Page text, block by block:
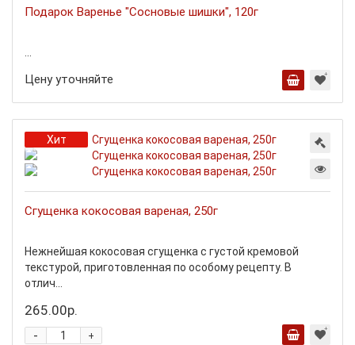
Подарок Варенье "Сосновые шишки", 120г
Цену уточняйте
Хит
Сгущенка кокосовая вареная, 250г
Нежнейшая кокосовая сгущенка с густой кремовой
текстурой, приготовленная по особому рецепту. В
отлич...
265.00р.
+
-